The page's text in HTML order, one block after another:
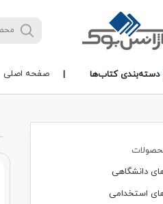
دسته‌بندی کتاب‌ها | صفحه اصلی
دانشگاهی
استخدامی